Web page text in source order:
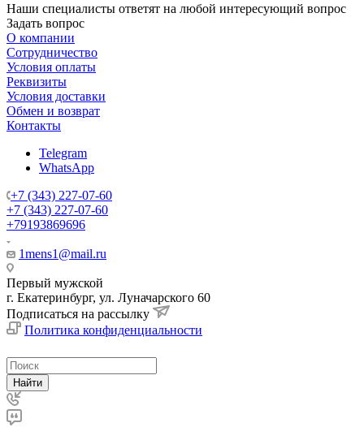
Наши специалисты ответят на любой интересующий вопрос
Задать вопрос
О компании
Сотрудничество
Условия оплаты
Реквизиты
Условия доставки
Обмен и возврат
Контакты
Telegram
WhatsApp
+7 (343) 227-07-60
+7 (343) 227-07-60
+79193869696
1mens1@mail.ru
Первый мужской
г. Екатеринбург, ул. Луначарского 60
Подписаться на рассылку
Политика конфиденциальности
Найти